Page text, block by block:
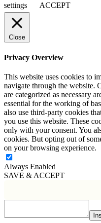
settings
ACCEPT
Close
Privacy Overview
This website uses cookies to
navigate through the website.
are categorized as necessary
essential for the working of
also use third-party cookies
you use this website. These
only with your consent. You
cookies. But opting out of
on your browsing experience.
Always Enabled
SAVE & ACCEPT